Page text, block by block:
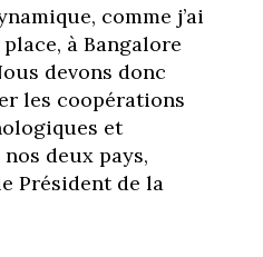
comme j’ai
à Bangalore
devons donc
les coopérations
et
deux pays,
Président de la